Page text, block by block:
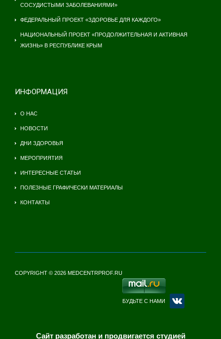
СОСУДИСТЫМИ ЗАБОЛЕВАНИЯМИ»
ФЕДЕРАЛЬНЫЙ ПРОЕКТ «ЗДОРОВЬЕ ДЛЯ КАЖДОГО»
НАЦИОНАЛЬНЫЙ ПРОЕКТ «ПРОДОЛЖИТЕЛЬНАЯ И АКТИВНАЯ
ЖИЗНЬ» В РЕСПУБЛИКЕ КРЫМ
ИНФОРМАЦИЯ
О НАС
НОВОСТИ
ДНИ ЗДОРОВЬЯ
МЕРОПРИЯТИЯ
ИНТЕРЕСНЫЕ СТАТЬИ
ПОЛЕЗНЫЕ ГРАФИЧЕСКИ МАТЕРИАЛЫ
КОНТАКТЫ
COPYRIGHT © 2026 MEDCENTRPROF.RU
БУДЬТЕ С НАМИ
Сайт разработан и продвигается студией